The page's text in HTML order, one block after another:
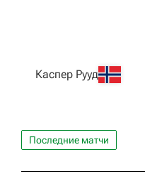
Каспер Рууд
Последние матчи